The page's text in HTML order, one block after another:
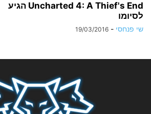
Uncharted 4: A Thief's End הגיע
לסיומו
שי פנחסי -
19/03/2016